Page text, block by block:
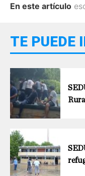
En este artículo
TE PUEDE